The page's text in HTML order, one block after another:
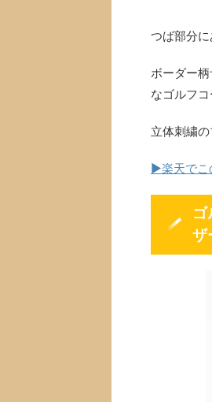
つば部分
ボーダー
なゴルフ
立体刺繍
▶楽天でこ
ゴ
ザ